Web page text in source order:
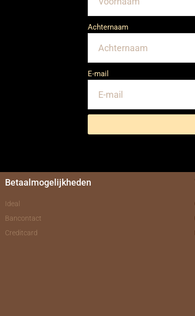
Achternaam
E-mail
Betaalmogelijkheden
Ideal
Bancontact
Creditcard